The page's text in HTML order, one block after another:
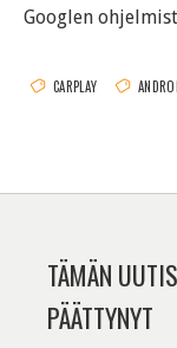
Googlen
CARPLAY
TÄMÄN
PÄÄTTYNYT